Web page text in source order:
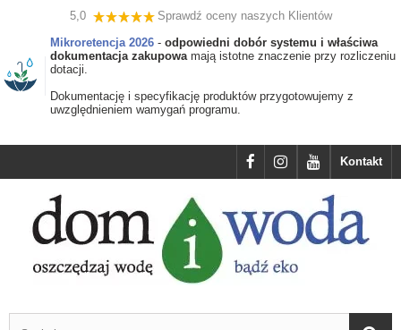
5,0
Sprawdź oceny naszych Klientów
Mikroretencja 2026 - odpowiedni dobór systemu i właściwa
dokumentacja zakupowamają istotne znaczenie przy rozliczeniu
dotacji.
Dokumentację i specyfikację produktów przygotowujemy z
uwzględnieniem wamygań programu.
Kontakt